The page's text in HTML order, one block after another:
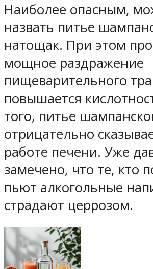
Наиболее опасным,
назвать питье
натощак. При этом
мощное раздражение
пищеварительного
повышается
того, питье
отрицательно
работе печени. Уже
замечено, что те, кто
пьют алкогольные
страдают церрозом.